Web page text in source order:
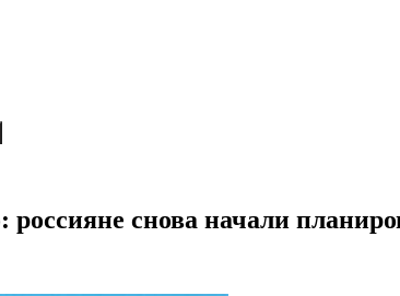
россияне снова начали